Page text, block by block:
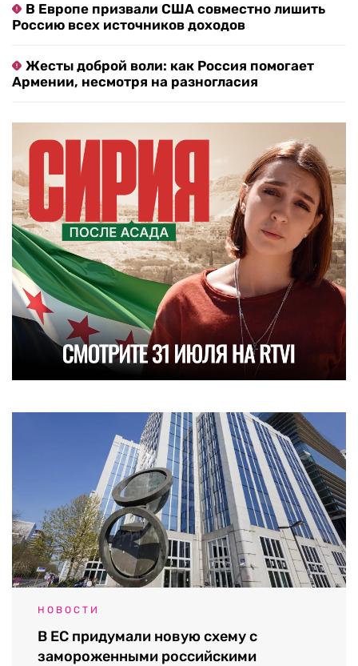
В Европе призвали США совместно лишить
Россию всех источников доходов
Жесты доброй воли: как Россия помогает
Армении, несмотря на разногласия
НОВОСТИ
В ЕС придумали новую схему с
замороженными российскими